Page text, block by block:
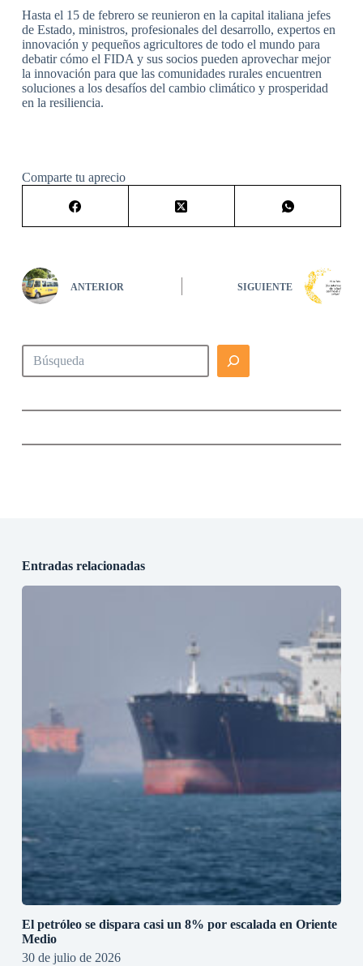
Hasta el 15 de febrero se reunieron en la capital italiana jefes
de Estado, ministros, profesionales del desarrollo, expertos en
innovación y pequeños agricultores de todo el mundo para
debatir cómo el FIDA y sus socios pueden aprovechar mejor
la innovación para que las comunidades rurales encuentren
soluciones a los desafíos del cambio climático y prosperidad
en la resiliencia.
Comparte tu aprecio
ANTERIOR SIGUIENTE
Buscar
Entradas relacionadas
El petróleo se dispara casi un 8% por escalada en Oriente
Medio
30 de julio de 2026